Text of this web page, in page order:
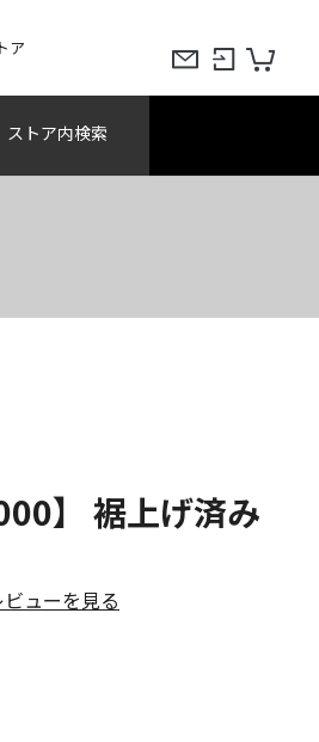
ア
ストア内検索
】 裾上げ済み
ビューを見る